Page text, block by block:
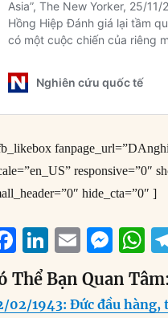
responsive=”0″
hide_cta=”0″ ]
F
a
c
Li
n
k
E
m
ai
M
ss
h
at
Thể Bạn Quan Tâm:
02/1943: Đức đầu